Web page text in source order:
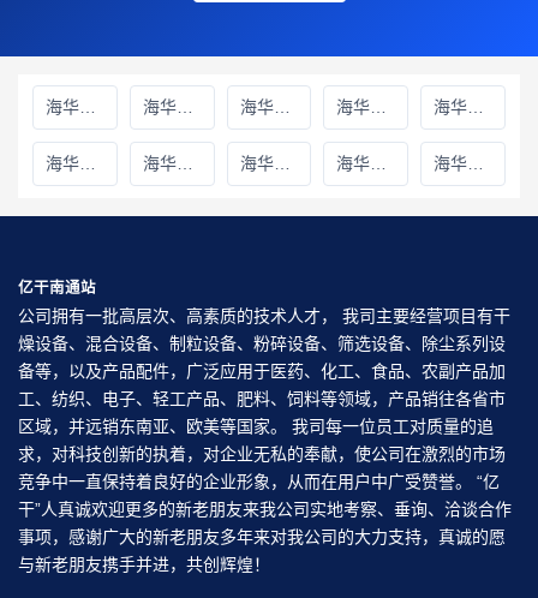
海华财务雅安线上分站 海华财务绵阳线上分站 海华财务甘孜藏族自治州线上分站 海华财务巴中线上分站 海华财务阿坝藏族羌族自治州线上分站
海华财务成都线上分站 海华财务遂宁线上分站 海华财务广元线上分站 海华财务广安线上分站 海华财务德阳线上分站
亿干南通站
公司拥有一批高层次、高素质的技术人才， 我司主要经营项目有干
燥设备、混合设备、制粒设备、粉碎设备、筛选设备、除尘系列设
备等，以及产品配件，广泛应用于医药、化工、食品、农副产品加
工、纺织、电子、轻工产品、肥料、饲料等领域，产品销往各省市
区域，并远销东南亚、欧美等国家。 我司每一位员工对质量的追
求，对科技创新的执着，对企业无私的奉献，使公司在激烈的市场
竞争中一直保持着良好的企业形象，从而在用户中广受赞誉。 “亿
干”人真诚欢迎更多的新老朋友来我公司实地考察、垂询、洽谈合作
事项，感谢广大的新老朋友多年来对我公司的大力支持，真诚的愿
与新老朋友携手并进，共创辉煌！